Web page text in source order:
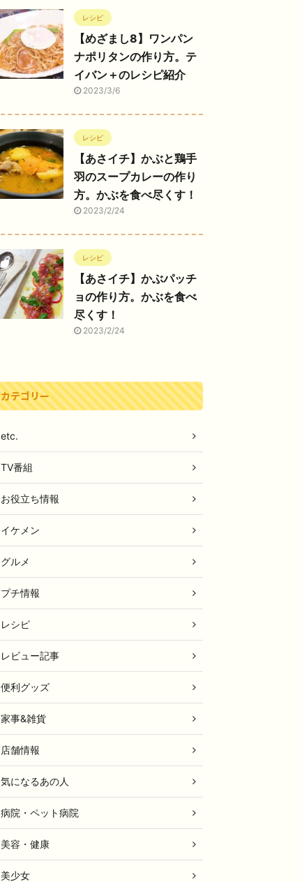
レシピ
【めざまし8】ワンパン
ナポリタンの作り方。テ
イバン＋のレシピ紹介
2023/3/6
レシピ
【あさイチ】かぶと鶏手
羽のスープカレーの作り
方。かぶを食べ尽くす！
2023/2/24
レシピ
【あさイチ】かぶパッチ
ョの作り方。かぶを食べ
尽くす！
2023/2/24
カテゴリー
etc.
TV番組
お役立ち情報
イケメン
グルメ
プチ情報
レシピ
レビュー記事
便利グッズ
家事&雑貨
店舗情報
気になるあの人
病院・ペット病院
美容・健康
美少女